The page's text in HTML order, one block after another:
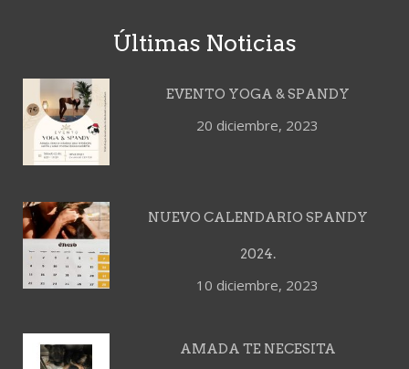
Últimas Noticias
EVENTO YOGA & SPANDY
20 diciembre, 2023
NUEVO CALENDARIO SPANDY
2024.
10 diciembre, 2023
AMADA TE NECESITA